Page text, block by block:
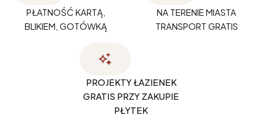
PŁATNOŚĆ KARTĄ,
BLIKIEM, GOTÓWKĄ
NA TERENIE MIASTA
TRANSPORT GRATIS
PROJEKTY ŁAZIENEK
GRATIS PRZY ZAKUPIE
PŁYTEK